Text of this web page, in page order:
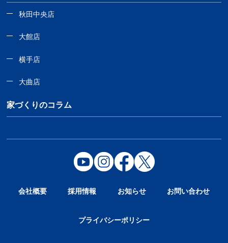
秋田中央店
大館店
横手店
大曲店
家づくりのコラム
会社概要 採用情報 お知らせ お問い合わせ
プライバシーポリシー